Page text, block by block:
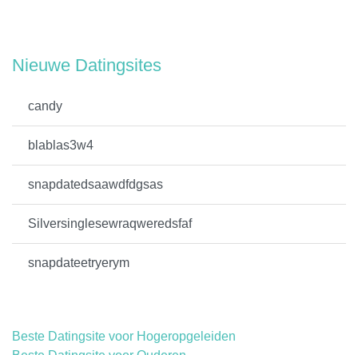
Nieuwe Datingsites
candy
blablas3w4
snapdatedsaawdfdgsas
Silversinglesewraqweredsfaf
snapdateetryerym
Beste Datingsite voor Hogeropgeleiden